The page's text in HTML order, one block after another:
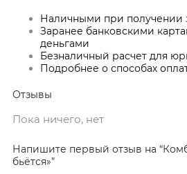
Наличными при получении
Заранее банковскими
деньгами
Безналичный расчет для
Подробнее о способах
Отзывы
Пока ничего, нет
Напишите первый отзыв на
бьётся»”